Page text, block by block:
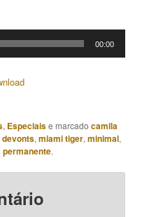
00:00
, Especiaise marcadocamila
devonts,miami tiger,minimal,
permanente.